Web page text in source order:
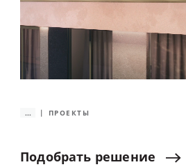
... ПРОЕКТЫ
Подобрать решение